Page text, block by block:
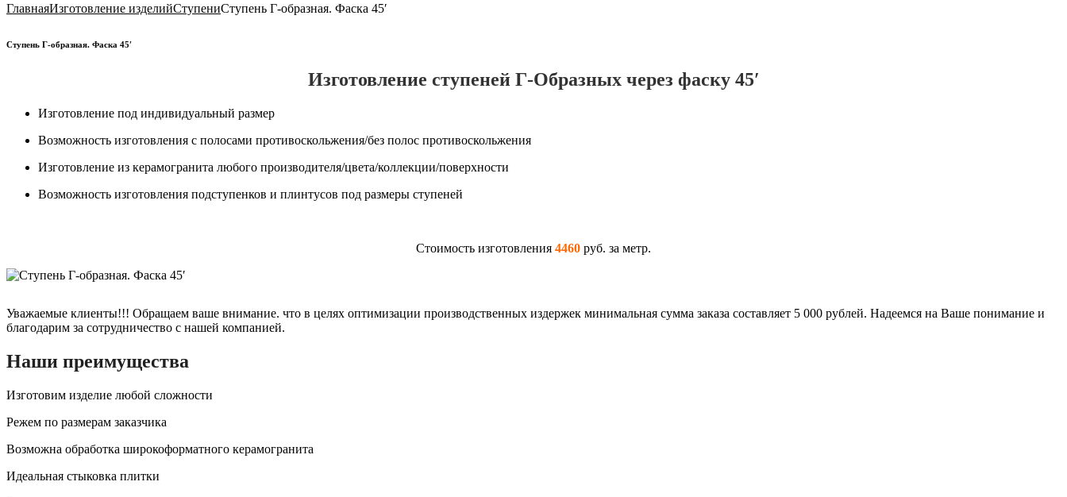
ГлавнаяИзготовление изделийСтупениСтупень Г-образная. Фаска 45′
Ступень Г-образная. Фаска 45′
Изготовление ступеней Г-Образных через фаску 45′
Изготовление под индивидуальный размер
Возможность изготовления с полосами противоскольжения/без полос противоскольжения
Изготовление из керамогранита любого производителя/цвета/коллекции/поверхности
Возможность изготовления подступенков и плинтусов под размеры ступеней
Стоимость изготовления 4460 руб. за метр.
Уважаемые клиенты!!! Обращаем ваше внимание. что в целях оптимизации производственных издержек минимальная сумма заказа составляет 5 000 рублей. Надеемся на Ваше понимание и
благодарим за сотрудничество с нашей компанией.
Наши преимущества
Изготовим изделие любой сложности
Режем по размерам заказчика
Возможна обработка широкоформатного керамогранита
Идеальная стыковка плитки